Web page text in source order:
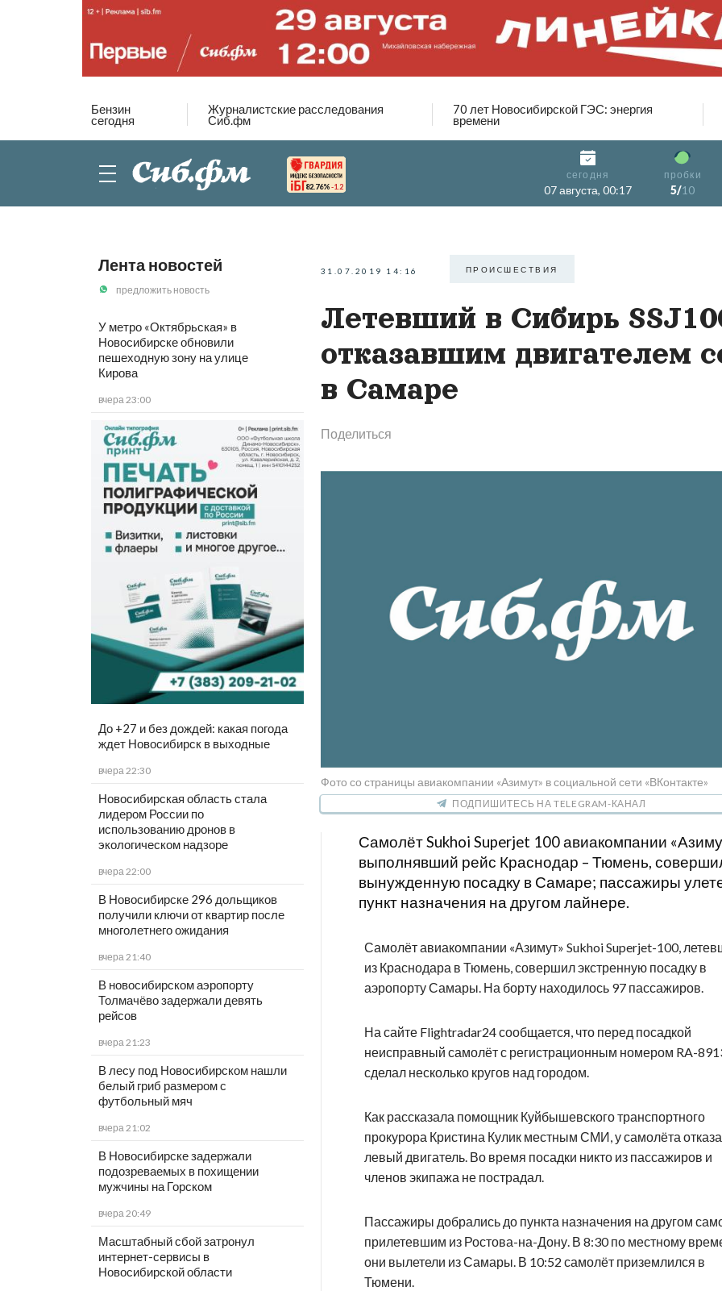
Бензин
сегодня
Журналистские расследования
Сиб.фм
70 лет Новосибирской ГЭС: энергия
времени
82.76% -1.2
сегодня
07 августа, 00:17
пробки
5/10
Лента новостей
предложить новость
У метро «Октябрьская» в
Новосибирске обновили
пешеходную зону на улице
Кирова
вчера 23:00
До +27 и без дождей: какая погода
ждет Новосибирск в выходные
вчера 22:30
Новосибирская область стала
лидером России по
использованию дронов в
экологическом надзоре
вчера 22:00
В Новосибирске 296 дольщиков
получили ключи от квартир после
многолетнего ожидания
вчера 21:40
В новосибирском аэропорту
Толмачёво задержали девять
рейсов
вчера 21:23
В лесу под Новосибирском нашли
белый гриб размером с
футбольный мяч
вчера 21:02
В Новосибирске задержали
подозреваемых в похищении
мужчины на Горском
вчера 20:49
Масштабный сбой затронул
интернет-сервисы в
Новосибирской области
31.07.2019 14:16 ПРОИCШЕСТВИЯ
Летевший в Сибирь
отказавшим двигателем
в Самаре
Поделиться
Фото со страницы авиакомпании «Азимут» в социальной сети «ВКонтакте»
ПОДПИШИТЕСЬ НА TELEGRAM-КАНАЛ
СамолётSukhoi Superjet 100авиакомпании
выполнявший рейс Краснодар – Тюмень,
вынужденную посадку в Самаре; пассажиры
пункт назначения на другом лайнере.
Самолёт авиакомпании «Азимут» Sukhoi Superjet-100,
из Краснодара в Тюмень, совершил экстренную посадку в
аэропорту Самары. На борту находилось 97 пассажиров.
На сайте Flightradar24 сообщается, что перед посадкой
неисправный самолёт с регистрационным номером RA-
сделал несколько кругов над городом.
Как рассказала помощник Куйбышевского транспортного
прокурора Кристина Кулик местным СМИ, у самолёта
левый двигатель. Во время посадки никто из пассажиров и
членов экипажа не пострадал.
Пассажиры добрались до пункта назначения на другом
прилетевшим из Ростова-на-Дону. В 8:30 по местному
они вылетели из Самары. В 10:52 самолёт приземлился в
Тюмени.